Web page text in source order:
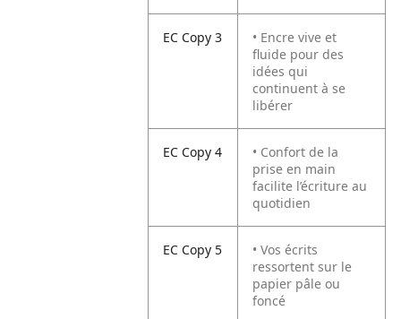
EC Copy 3
• Encre vive et
fluide pour des
idées qui
continuent à se
libérer
EC Copy 4
• Confort de la
prise en main
facilite l’écriture au
quotidien
EC Copy 5
• Vos écrits
ressortent sur le
papier pâle ou
foncé